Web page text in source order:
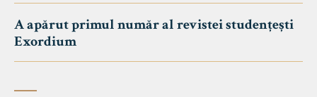
A apărut primul număr al revistei studențești
Exordium